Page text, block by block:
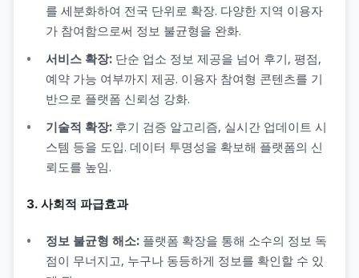
를 세분화하여 전국 단위로 확장. 다양한 지역 이용자
가 참여함으로써 정보 불균형을 완화.
서비스 확장: 단순 업소 정보 제공을 넘어 후기, 평점,
예약 가능 여부까지 제공. 이용자 참여형 콘텐츠를 기
반으로 플랫폼 신뢰성 강화.
기술적 확장: 후기 검증 알고리즘, 실시간 업데이트 시
스템 등을 도입. 데이터 투명성을 확보해 플랫폼의 신
뢰도를 높임.
3. 사회적 파급효과
정보 불균형 해소: 플랫폼 확장을 통해 소수의 정보 독
점이 무너지고, 누구나 동등하게 정보를 확인할 수 있